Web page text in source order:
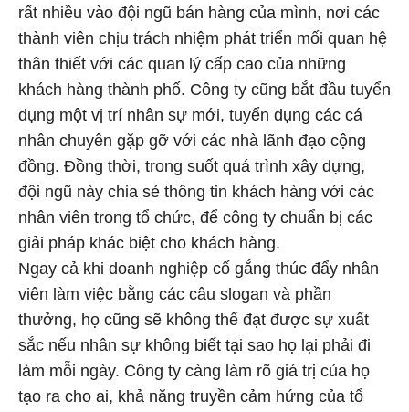
rất nhiều vào đội ngũ bán hàng của mình, nơi các
thành viên chịu trách nhiệm phát triển mối quan hệ
thân thiết với các quan lý cấp cao của những
khách hàng thành phố. Công ty cũng bắt đầu tuyển
dụng một vị trí nhân sự mới, tuyển dụng các cá
nhân chuyên gặp gỡ với các nhà lãnh đạo cộng
đồng. Đồng thời, trong suốt quá trình xây dựng,
đội ngũ này chia sẻ thông tin khách hàng với các
nhân viên trong tổ chức, để công ty chuẩn bị các
giải pháp khác biệt cho khách hàng.
Ngay cả khi doanh nghiệp cố gắng thúc đẩy nhân
viên làm việc bằng các câu slogan và phần
thưởng, họ cũng sẽ không thể đạt được sự xuất
sắc nếu nhân sự không biết tại sao họ lại phải đi
làm mỗi ngày. Công ty càng làm rõ giá trị của họ
tạo ra cho ai, khả năng truyền cảm hứng của tổ